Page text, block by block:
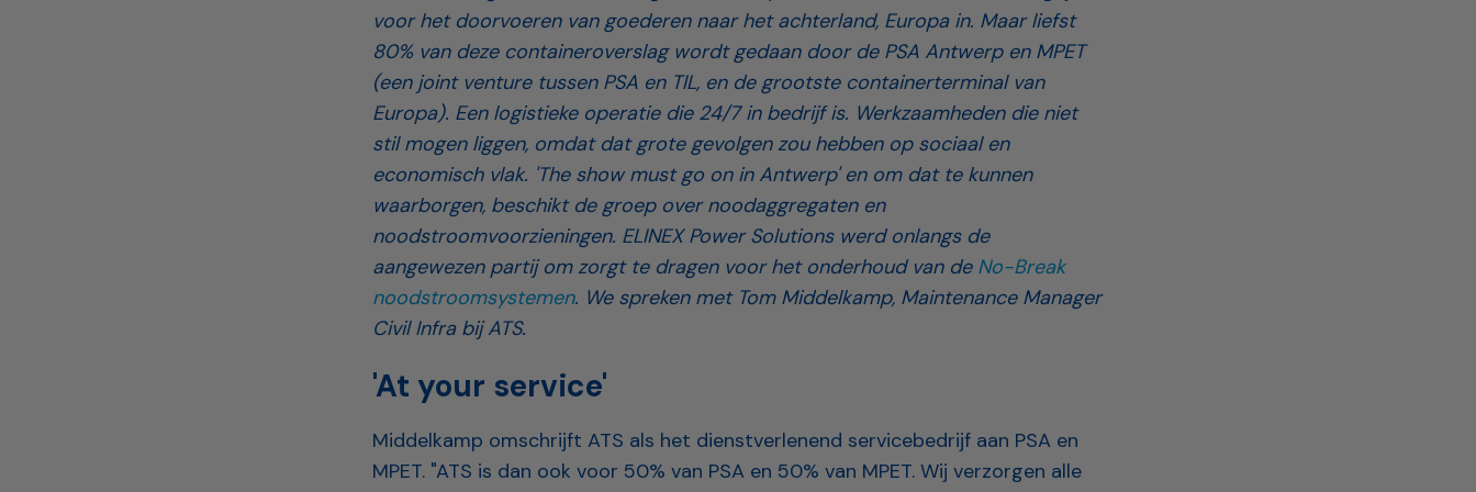
voor het doorvoeren van goederen naar het achterland, Europa in. Maar liefst
80% van deze containeroverslag wordt gedaan door de PSA Antwerp en MPET
(een joint venture tussen PSA en TIL, en de grootste containerterminal van
Europa). Een logistieke operatie die 24/7 in bedrijf is. Werkzaamheden die niet
stil mogen liggen, omdat dat grote gevolgen zou hebben op sociaal en
economisch vlak. 'The show must go on in Antwerp' en om dat te kunnen
waarborgen, beschikt de groep over noodaggregaten en
noodstroomvoorzieningen. ELINEX Power Solutions werd onlangs de
aangewezen partij om zorgt te dragen voor het onderhoud van de No-Break
noodstroomsystemen. We spreken met Tom Middelkamp, Maintenance Manager
Civil Infra bij ATS.
'At your service'
Middelkamp omschrijft ATS als het dienstverlenend servicebedrijf aan PSA en
MPET. "ATS is dan ook voor 50% van PSA en 50% van MPET. Wij verzorgen alle